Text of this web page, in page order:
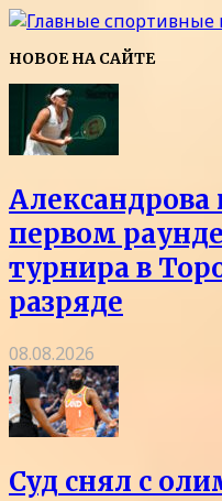
НОВОЕ НА САЙТЕ
Александрова
первом
турнира в
разряде
08.08.2026
Суд снял с